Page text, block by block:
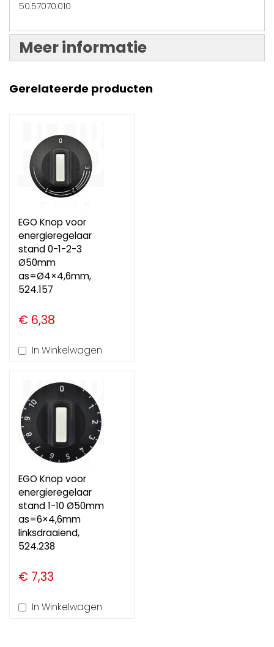
50.57070.010
Meer informatie
Gerelateerde producten
EGO Knop voor
energieregelaar
stand 0-1-2-3
Ø50mm
as=Ø4×4,6mm,
524.157
€ 6,38
In Winkelwagen
EGO Knop voor
energieregelaar
stand 1-10 Ø50mm
as=6×4,6mm
linksdraaiend,
524.238
€ 7,33
In Winkelwagen